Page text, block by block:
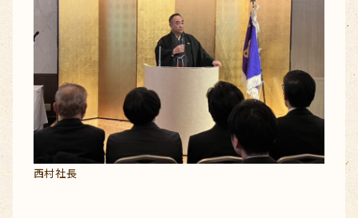
西村社長